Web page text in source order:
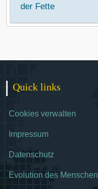
der Fette
Quick links
Cookies verwalten
Impressum
Datenschutz
Evolution des Menschen